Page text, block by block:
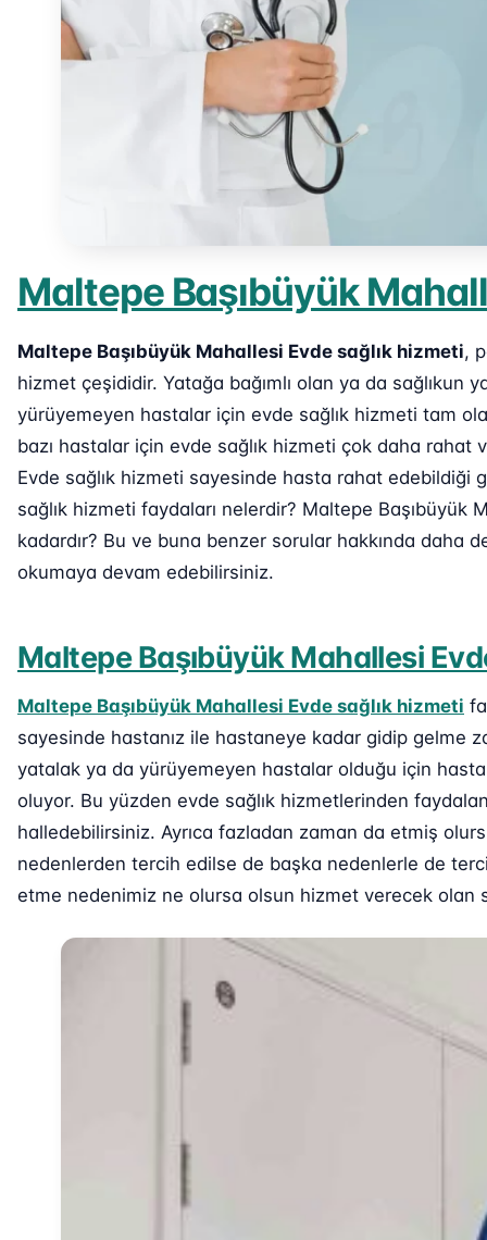
Maltepe Başıbüyük
Maltepe Başıbüyük Mahallesi Evde sağlık hizmeti,
hizmet çeşididir. Yatağa bağımlı olan ya da sağlıkun
yürüyemeyen hastalar için evde sağlık hizmeti tam
bazı hastalar için evde sağlık hizmeti çok daha
Evde sağlık hizmeti sayesinde hasta rahat edebildiği
sağlık hizmeti faydaları nelerdir? Maltepe Başıbüyük
kadardır? Bu ve buna benzer sorular hakkında daha
okumaya devam edebilirsiniz.
Maltepe Başıbüyük Mahallesi
Maltepe Başıbüyük Mahallesi Evde sağlık hizmeti
sayesinde hastanız ile hastaneye kadar gidip gelme
yatalak ya da yürüyemeyen hastalar olduğu için
oluyor. Bu yüzden evde sağlık hizmetlerinden
halledebilirsiniz. Ayrıca fazladan zaman da etmiş
nedenlerden tercih edilse de başka nedenlerle de
etme nedenimiz ne olursa olsun hizmet verecek olan